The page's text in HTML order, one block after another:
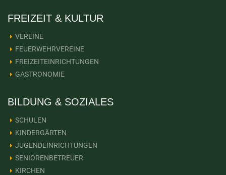
FREIZEIT & KULTUR
VEREINE
FEUERWEHRVEREINE
FREIZEITEINRICHTUNGEN
GASTRONOMIE
BILDUNG & SOZIALES
SCHULEN
KINDERGÄRTEN
JUGENDEINRICHTUNGEN
SENIORENBETREUER
KIRCHEN